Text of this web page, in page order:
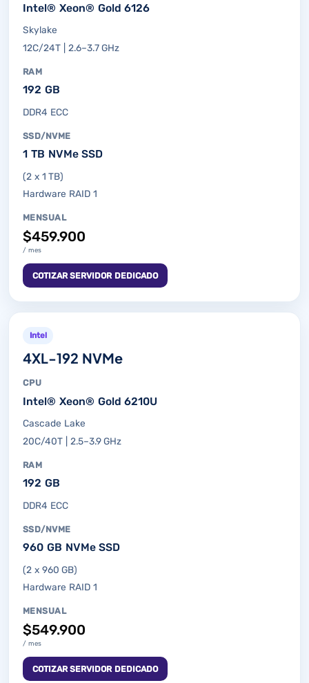
Intel® Xeon® Gold 6126
Skylake
12C/24T | 2.6–3.7 GHz
RAM
192 GB
DDR4 ECC
SSD/NVME
1 TB NVMe SSD
(2 x 1 TB)
Hardware RAID 1
MENSUAL
$459.900
/ mes
COTIZAR SERVIDOR DEDICADO
Intel
4XL-192 NVMe
CPU
Intel® Xeon® Gold 6210U
Cascade Lake
20C/40T | 2.5–3.9 GHz
RAM
192 GB
DDR4 ECC
SSD/NVME
960 GB NVMe SSD
(2 x 960 GB)
Hardware RAID 1
MENSUAL
$549.900
/ mes
COTIZAR SERVIDOR DEDICADO